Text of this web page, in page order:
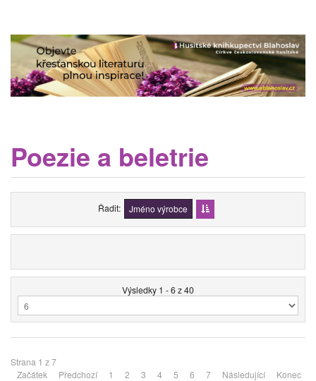
Poezie a beletrie
Řadit Jméno výrobce
Výsledky 1 - 6 z 40
Strana 1 z 7
Začátek
Předchozí 1 2 3 4 5 6 7 Následující Konec